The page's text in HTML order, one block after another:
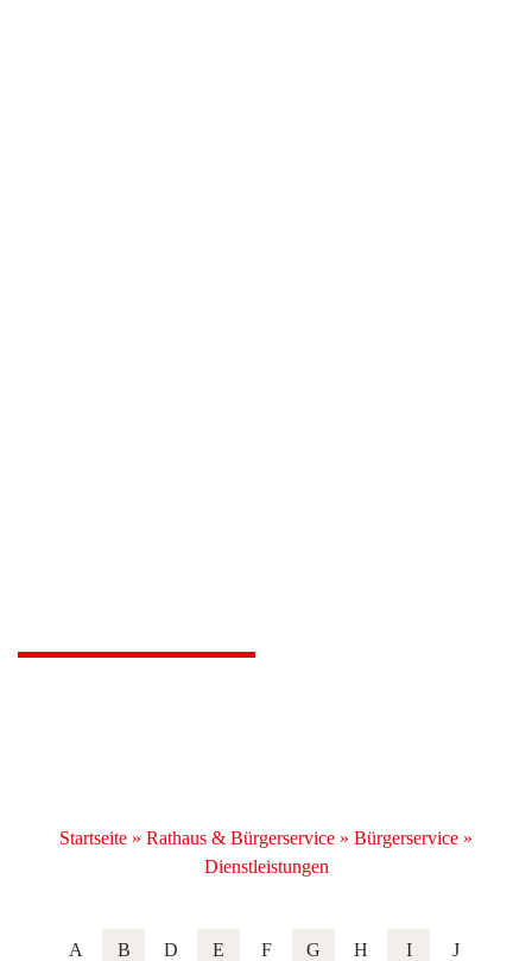
Startseite » Rathaus & Bürgerservice » Bürgerservice »
Dienstleistungen
A B D E F G H I J